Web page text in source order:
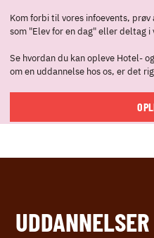
Kom forbi til vores infoevents,
som "Elev for en dag" eller deltag
Se hvordan du kan opleve Hotel-
om en uddannelse hos os, er det
UDDANNELSER